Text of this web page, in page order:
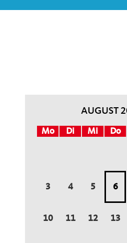
AUGUST
Mo Di Mi Do
3 4 5 6
10 11 12 13